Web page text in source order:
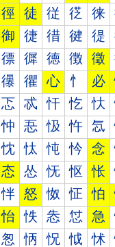
徑 徒 従 徔 徕
御 徢 徣 徤 徥
徱 徲 徳 徴 徵
忁 忂 心 忄 必
忑 忒 忓 忔 忕
忡 忢 忣 忤 忥
忱 忲 忳 忴 念
态 怂 怃 怄 怅
怑 怒 怓 怔 怕
怡 怢 怣 怤 急
怱 怲 怳 怴 怵